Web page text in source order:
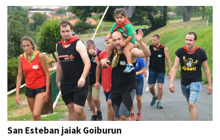
San Esteban jaiak Goiburun